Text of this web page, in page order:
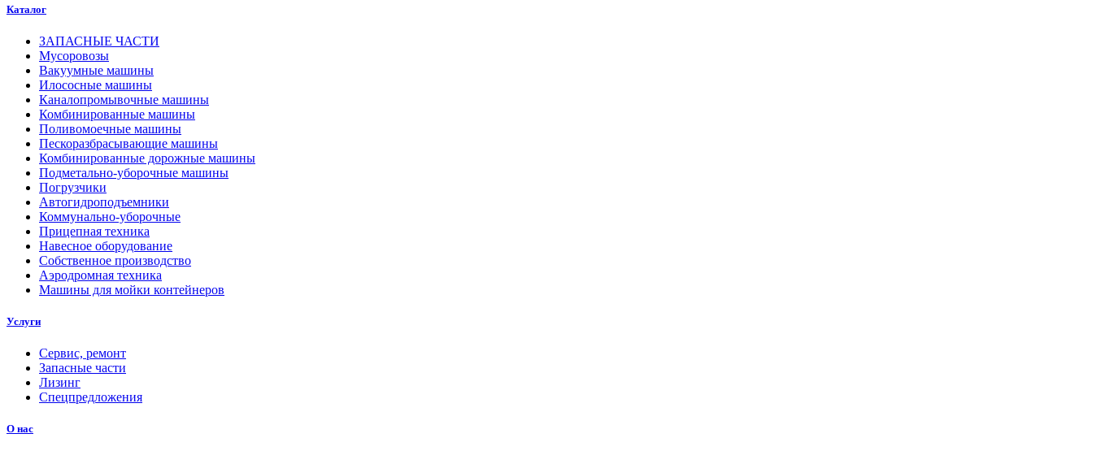
Каталог
ЗАПАСНЫЕ ЧАСТИ
Мусоровозы
Вакуумные машины
Илососные машины
Каналопромывочные машины
Комбинированные машины
Поливомоечные машины
Пескоразбрасывающие машины
Комбинированные дорожные машины
Подметально-уборочные машины
Погрузчики
Автогидроподъемники
Коммунально-уборочные
Прицепная техника
Навесное оборудование
Собственное производство
Аэродромная техника
Машины для мойки контейнеров
Услуги
Сервис, ремонт
Запасные части
Лизинг
Спецпредложения
О нас